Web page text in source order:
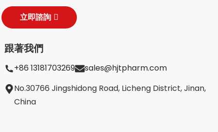
立即諮詢
跟著我們
+86 13181703269
sales@hjtpharm.com
No.30766 Jingshidong Road, Licheng District, Jinan,
China